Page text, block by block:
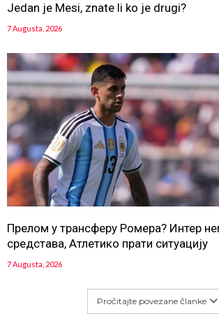
Jedan je Mesi, znate li ko je drugi?
7 Augusta, 2026
Прелом у трансферу Ромера? Интер
средстава, Атлетико прати ситуацију
7 Augusta, 2026
Pročitajte povezane članke